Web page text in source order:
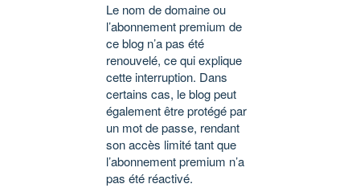
Le nom de domaine ou
l’abonnement premium de
ce blog n’a pas été
renouvelé, ce qui explique
cette interruption. Dans
certains cas, le blog peut
également être protégé par
un mot de passe, rendant
son accès limité tant que
l’abonnement premium n’a
pas été réactivé.